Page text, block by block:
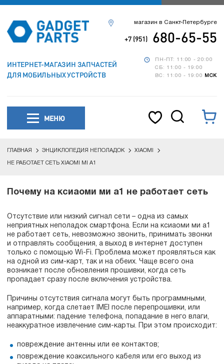
ИНТЕРНЕТ-МАГАЗИН ЗАПЧАСТЕЙ
ДЛЯ МОБИЛЬНЫХ УСТРОЙСТВ
ПН-ПТ: 11:00 - 20:00
СБ: 11:00 - 19:00
ВС: 11:00 - 19:00
МСК
магазин в Санкт-Петербурге
+7 (951) 680-65-55
МЕНЮ
ГЛАВНАЯ ЭНЦИКЛОПЕДИЯ НЕПОЛАДОК XIAOMI
НЕ РАБОТАЕТ СЕТЬ XIAOMI MI A1
Почему на ксиаоми ми а1 не работает сеть
Отсутствие или низкий сигнал сети – одна из самых
неприятных неполадок смартфона. Если на ксиаоми ми а1
не работает сеть, невозможно звонить, принимать звонки
и отправлять сообщения, а выход в интернет доступен
только с помощью Wi-Fi. Проблема может проявляться как
на одной из сим-карт, так и на обеих. Чаще всего она
возникает после обновления прошивки, когда сеть
пропадает сразу после включения устройства.
Причины отсутствия сигнала могут быть программными,
например, когда слетает IMEI после перепрошивки, или
аппаратными: падение телефона, попадание в него влаги,
неаккуратное извлечение сим-карты. При этом происходит:
повреждение антенны или ее контактов;
повреждение коаксильного кабеля или его выход из